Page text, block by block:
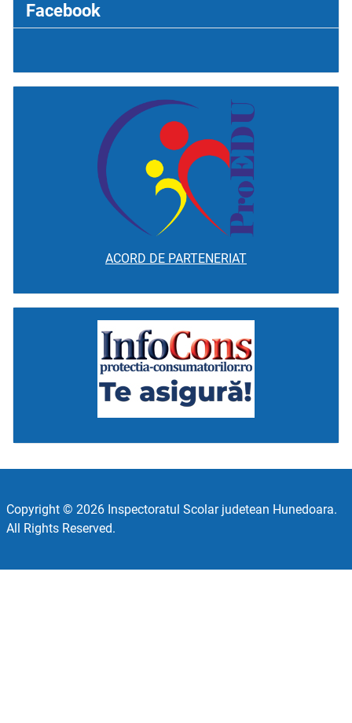
Facebook
ACORD DE PARTENERIAT
Copyright © 2026 Inspectoratul Scolar judetean Hunedoara.
All Rights Reserved.